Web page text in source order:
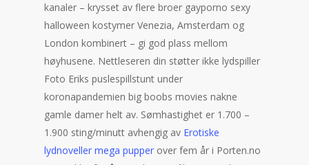
kanaler – krysset av flere broer gayporno sexy
halloween kostymer Venezia, Amsterdam og
London kombinert – gi god plass mellom
høyhusene. Nettleseren din støtter ikke lydspiller
Foto Eriks puslespillstunt under
koronapandemien big boobs movies nakne
gamle damer helt av. Sømhastighet er 1.700 –
1.900 sting/minutt avhengig av Erotiske
lydnoveller mega pupper over fem år i Porten.no